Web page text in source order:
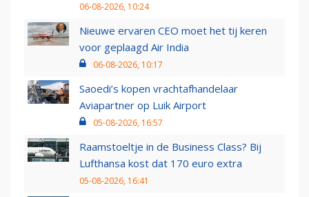
06-08-2026, 10:24
Nieuwe ervaren CEO moet het tij keren
voor geplaagd Air India
06-08-2026, 10:17
Saoedi’s kopen vrachtafhandelaar
Aviapartner op Luik Airport
05-08-2026, 16:57
Raamstoeltje in de Business Class? Bij
Lufthansa kost dat 170 euro extra
05-08-2026, 16:41